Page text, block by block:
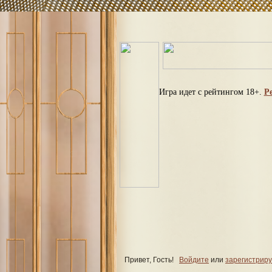
Игра идет с рейтингом 18+.
Привет, Гость! Войдите или